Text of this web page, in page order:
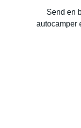
Send en
autocamper